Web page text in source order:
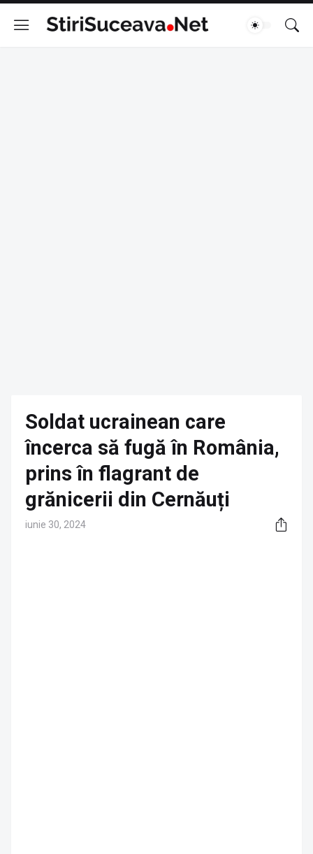
Soldat ucrainean care
încerca să fugă în România,
prins în flagrant de
grănicerii din Cernăuți
iunie 30, 2024